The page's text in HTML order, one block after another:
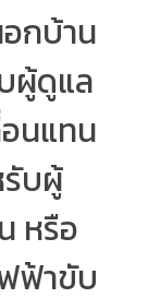
กบ้าน
ผู้ดูแล
นแทน
รับผู้
หรือ
ฟ้าขับ